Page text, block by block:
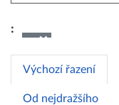
:
×
Výchozí řazení
Od nejdražšího